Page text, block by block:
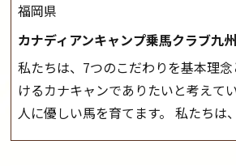
福岡県
カナディアンキャンプ乗馬クラブ九州
私たちは、7つのこだわりを基本理
けるカナキャンでありたいと考えて
人に優しい馬を育てます。 私たちは
生産します。 私たちは、馬や人々に